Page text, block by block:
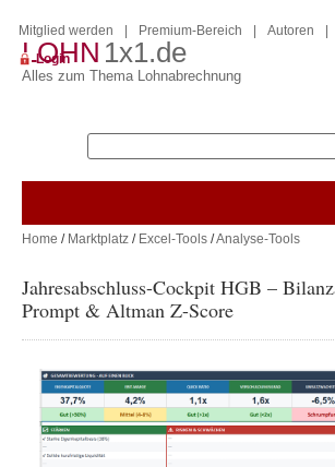
LOHN 1x1.de
Alles zum Thema Lohnabrechnung
Mitglied werden Premium-Bereich Autoren
Login
Home / Marktplatz / Excel-Tools /Analyse-Tools
Jahresabschluss-Cockpit HGB –
Prompt & Altman Z-Score